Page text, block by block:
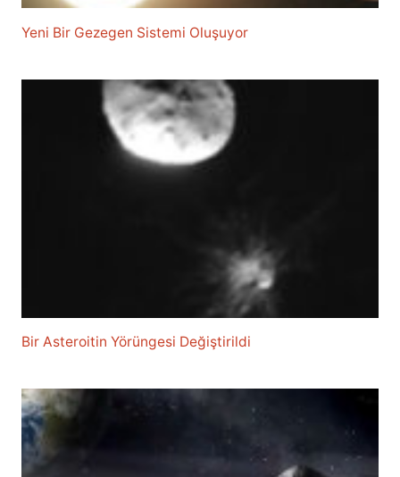
Yeni Bir Gezegen Sistemi Oluşuyor
Bir Asteroitin Yörüngesi Değiştirildi